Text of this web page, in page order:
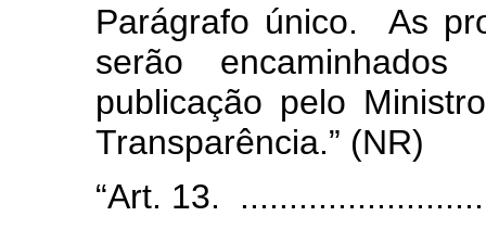
Parágrafo único. As
serão
publicação pelo
Transparência.” (NR)
“Art. 13.